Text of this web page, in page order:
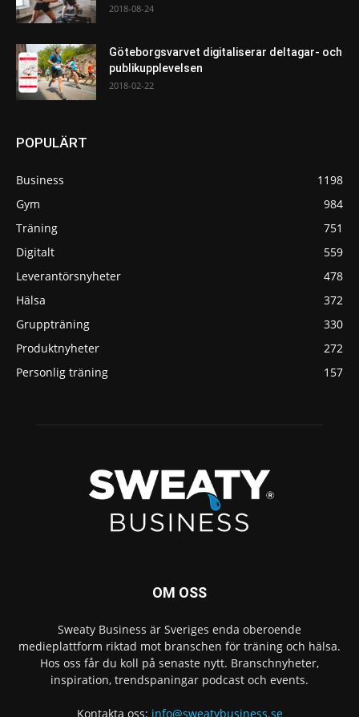
2018-08-24
Göteborgsvarvet digitaliserar deltagar- och
publikupplevelsen
2018-02-22
POPULÄRT
Business
1198
Gym
984
Träning
751
Digitalt
559
Leverantörsnyheter
478
Hälsa
372
Gruppträning
330
Produktnyheter
272
Personlig träning
157
OM OSS
Sweaty Business är Sveriges enda oberoende
medieplattform riktad mot branschen för träning och hälsa.
Hos oss får du koll på senaste nytt. Branschnyheter,
inspiration, trendspaningar podcast och events.
Kontakta oss: info@sweatybusiness.se